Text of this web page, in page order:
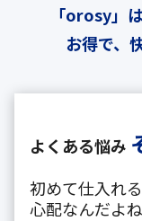
「orosy」
お得で、
よくある悩み
初めて仕入れ
心配なんだよね